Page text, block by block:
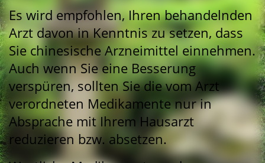
Es wird empfohlen, Ihren behandelnden
Arzt davon in Kenntnis zu setzen, dass
Sie chinesische Arzneimittel einnehmen.
Auch wenn Sie eine Besserung
verspüren, sollten Sie die vom Arzt
verordneten Medikamente nur in
Absprache mit Ihrem Hausarzt
reduzieren bzw. absetzen.